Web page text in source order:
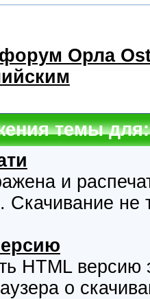
Орла
темы
и
Скачивание не
HTML
о